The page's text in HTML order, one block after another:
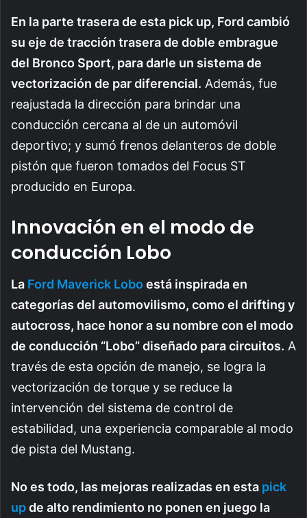
En la parte trasera de esta pick up, Ford cambió
su eje de tracción trasera de doble embrague
del Bronco Sport, para darle un sistema de
vectorización de par diferencial. Además, fue
reajustada la dirección para brindar una
conducción cercana al de un automóvil
deportivo; y sumó frenos delanteros de doble
pistón que fueron tomados del Focus ST
producido en Europa.
Innovación en el modo de
conducción Lobo
La Ford Maverick Lobo está inspirada en
categorías del automovilismo, como el drifting y
autocross, hace honor a su nombre con el modo
de conducción “Lobo” diseñado para circuitos. A
través de esta opción de manejo, se logra la
vectorización de torque y se reduce la
intervención del sistema de control de
estabilidad, una experiencia comparable al modo
de pista del Mustang.
No es todo, las mejoras realizadas en esta pick
upde alto rendimiento no ponen en juego la